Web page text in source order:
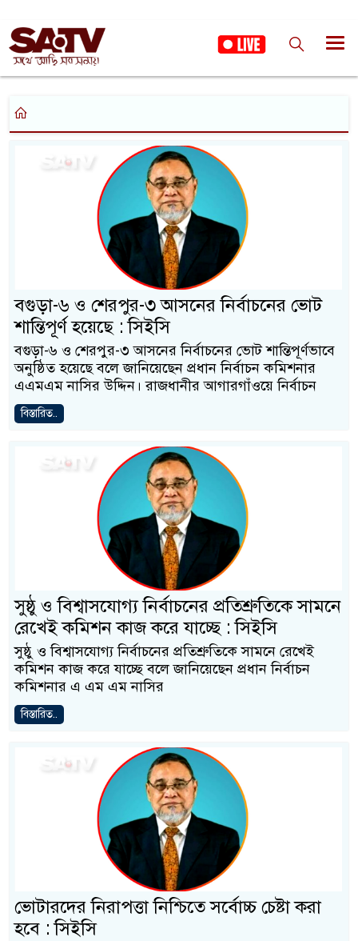
বগুড়া-৬ ও শেরপুর-৩ আসনের নির্বাচনের ভোট
শান্তিপূর্ণ হয়েছে : সিইসি
বগুড়া-৬ ও শেরপুর-৩ আসনের নির্বাচনের ভোট শান্তিপূর্ণভাবে
অনুষ্ঠিত হয়েছে বলে জানিয়েছেন প্রধান নির্বাচন কমিশনার
এএমএম নাসির উদ্দিন। রাজধানীর আগারগাঁওয়ে নির্বাচন
বিস্তারিত..
সুষ্ঠু ও বিশ্বাসযোগ্য নির্বাচনের প্রতিশ্রুতিকে সামনে
রেখেই কমিশন কাজ করে যাচ্ছে : সিইসি
সুষ্ঠু ও বিশ্বাসযোগ্য নির্বাচনের প্রতিশ্রুতিকে সামনে রেখেই
কমিশন কাজ করে যাচ্ছে বলে জানিয়েছেন প্রধান নির্বাচন
কমিশনার এ এম এম নাসির
বিস্তারিত..
ভোটারদের নিরাপত্তা নিশ্চিতে সর্বোচ্চ চেষ্টা করা
হবে : সিইসি